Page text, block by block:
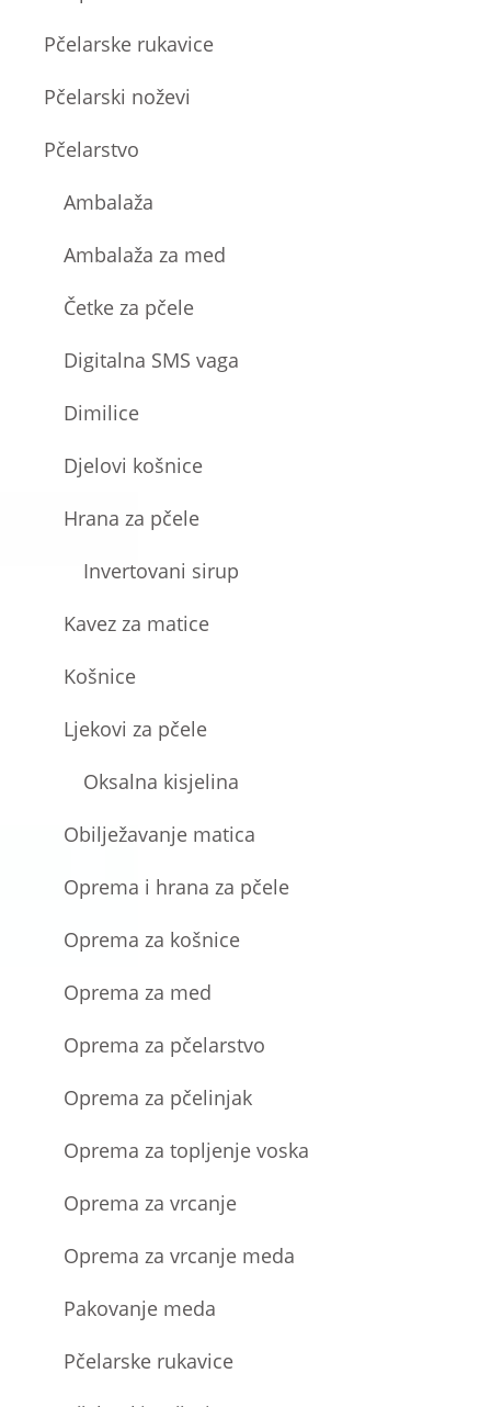
Pčelarske rukavice
Pčelarski noževi
Pčelarstvo
Ambalaža
Ambalaža za med
Četke za pčele
Digitalna SMS vaga
Dimilice
Djelovi košnice
Hrana za pčele
Invertovani sirup
Kavez za matice
Košnice
Ljekovi za pčele
Oksalna kisjelina
Obilježavanje matica
Oprema i hrana za pčele
Oprema za košnice
Oprema za med
Oprema za pčelarstvo
Oprema za pčelinjak
Oprema za topljenje voska
Oprema za vrcanje
Oprema za vrcanje meda
Pakovanje meda
Pčelarske rukavice